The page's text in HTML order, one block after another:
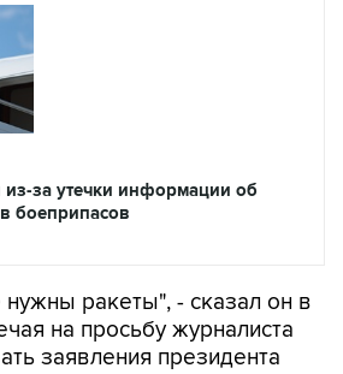
за утечки информации об
боеприпасов
ракеты", - сказал он в
на просьбу журналиста
заявления президента